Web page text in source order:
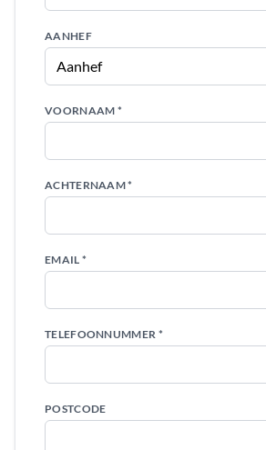
AANHEF
VOORNAAM *
ACHTERNAAM *
EMAIL *
TELEFOONNUMMER *
POSTCODE